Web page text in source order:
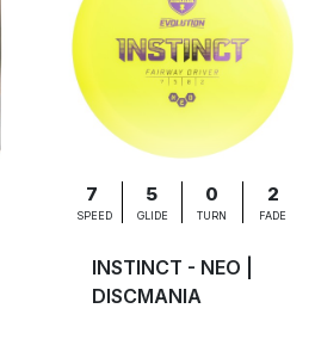
7
SPEED
5
GLIDE
0
TURN
2
FADE
INSTINCT - NEO |
DISCMANIA